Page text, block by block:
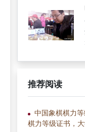
推荐阅读
中国象棋棋力
棋力等级证书，